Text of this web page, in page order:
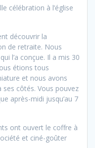
célébration à l’église
découvrir la
de retraite. Nous
l’a conçue. Il a mis 30
étions tous
et nous avons
ses côtés. Vous pouvez
après-midi jusqu’au 7
ont ouvert le coffre à
et ciné-goûter